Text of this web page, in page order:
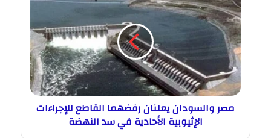
مصر والسودان يعلنان رفضهما القاطع للإجراءات
الإثيوبية الأحادية في سد النهضة